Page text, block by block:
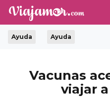
Ayuda Ayuda
Vacunas
viajar